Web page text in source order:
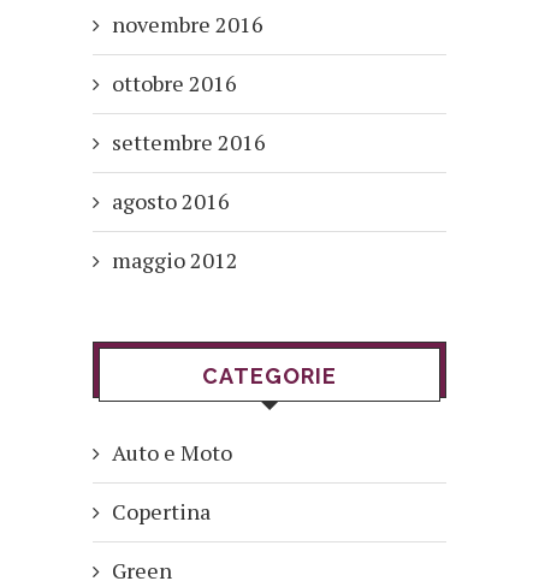
novembre 2016
ottobre 2016
settembre 2016
agosto 2016
maggio 2012
CATEGORIE
Auto e Moto
Copertina
Green